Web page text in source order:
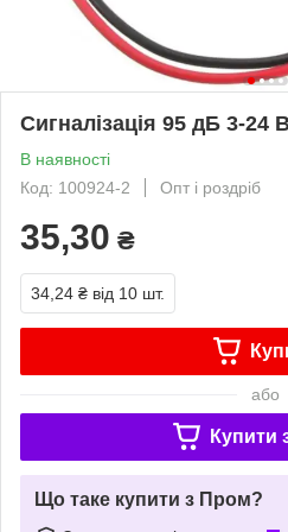
Сигналізація 95 дБ 3-24
В наявності
Код: 100924-2
Опт і роздріб
35,30 ₴
34,24 ₴ від 10 шт.
або
Купити
Що таке купити з Пром?